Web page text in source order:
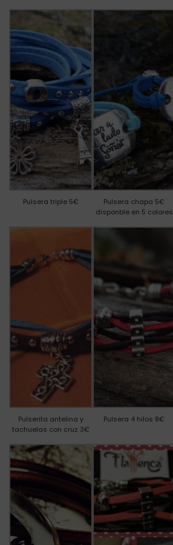
Pulsera triple 5€
Pulsera chapa 5€
disponble en 5 colores
Pulserita antelina y
tachuelas con cruz 3€
Pulsera 4 hilos 8€